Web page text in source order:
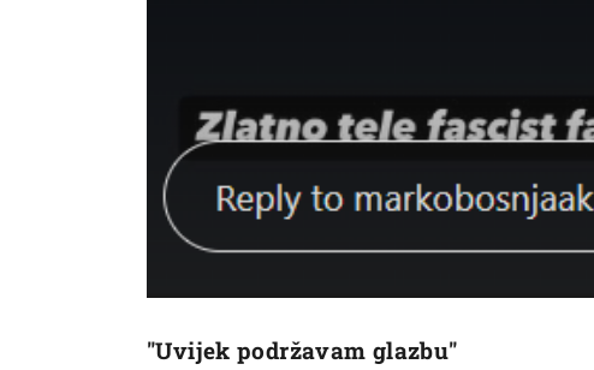
"Uvijek podržavam glazbu"